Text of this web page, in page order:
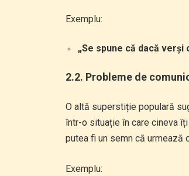
Exemplu:
„Se spune că dacă
2.2. Probleme de
O altă superstiție populară
într-o situație în care cineva
putea fi un semn că
Exemplu: